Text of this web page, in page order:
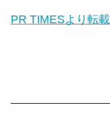
PR TIMESより転載